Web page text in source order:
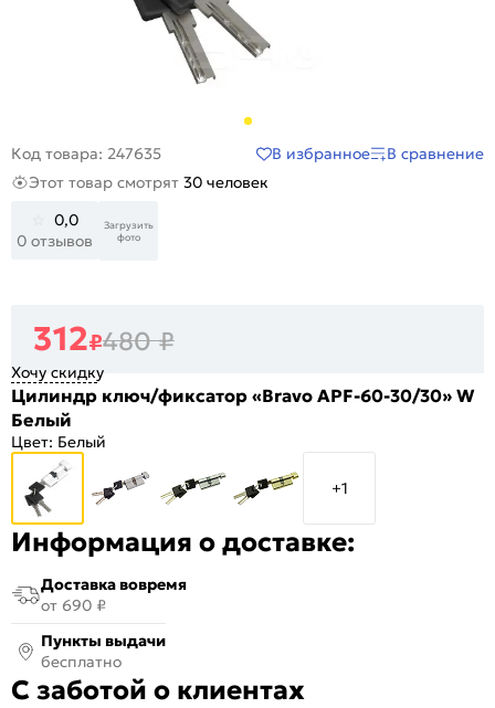
Код товара: 247635 В избранное
В сравнение
Этот товар смотрят 30 человек
0,0
0 отзывов
Загрузить
фото
312₽480₽
Хочу скидку
Цилиндр ключ/фиксатор «Bravo AРF-60-30/30» W
Белый
Цвет: Белый
+1
Информация о доставке:
Доставка вовремя
от 690 ₽
Пункты выдачи
бесплатно
С заботой о клиентах